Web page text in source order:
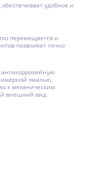
удобное и
перемещается и
позволяет точно
антикоррозийную
эмалью.
к механическим
внешний вид.